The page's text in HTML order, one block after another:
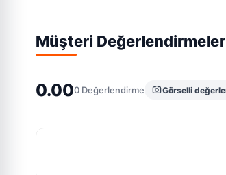
Müşteri
0.000 Değerlendirme Görselli